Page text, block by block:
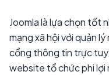
Joomla là lựa chọn tốt
mạng xã hội với quản
cổng thông tin trực
website tổ chức phi lợi